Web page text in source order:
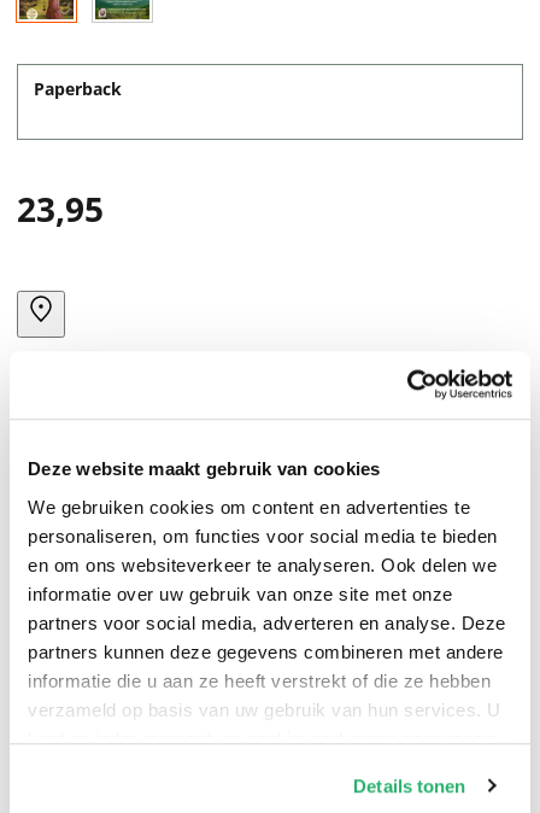
Deze website maakt gebruik van cookies
We gebruiken cookies om content en advertenties te
personaliseren, om functies voor social media te bieden
en om ons websiteverkeer te analyseren. Ook delen we
informatie over uw gebruik van onze site met onze
partners voor social media, adverteren en analyse. Deze
partners kunnen deze gegevens combineren met andere
informatie die u aan ze heeft verstrekt of die ze hebben
verzameld op basis van uw gebruik van hun services. U
kunt op ieder moment uw cookievoorkeuren aanpassen
Details tonen
Paperback
23,95